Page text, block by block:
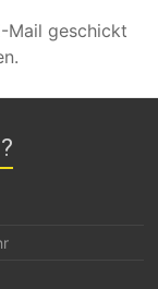
Mail geschickt